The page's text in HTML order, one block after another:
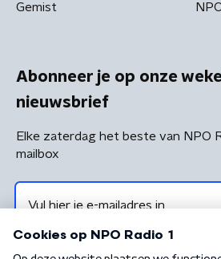
Gemist
Abonneer je op onze
nieuwsbrief
Elke zaterdag het beste van NPO
mailbox